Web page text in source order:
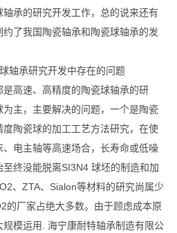
承的研究开发工作，总的说来还有
了我国陶瓷轴承和陶瓷球轴承的发
轴承研究开发中存在的问题
高速、高精度的陶瓷球轴承的研
主，主要解决的问题，一个是陶瓷
陶瓷球的加工工艺方法研究，在使
电主轴等高速场合，长寿命或低噪
终没能脱离SI3N4 球坯的制造和加
、ZTA、Sialon等材料的研究尚属少
的厂家占绝大多数。由于顾虑成本原
模运用. 海宁康耐特轴承制造有限公